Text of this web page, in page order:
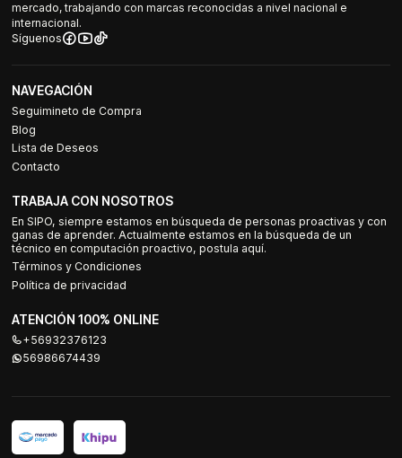
mercado, trabajando con marcas reconocidas a nivel nacional e
internacional.
Síguenos
NAVEGACIÓN
Seguimineto de Compra
Blog
Lista de Deseos
Contacto
TRABAJA CON NOSOTROS
En SIPO, siempre estamos en búsqueda de personas proactivas y con
ganas de aprender. Actualmente estamos en la búsqueda de un
técnico en computación proactivo, postula aquí.
Términos y Condiciones
Política de privacidad
ATENCIÓN 100% ONLINE
+56932376123
56986674439